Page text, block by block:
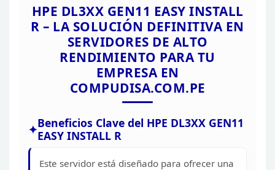
HPE DL3XX GEN11 EASY INSTALL
R – LA SOLUCIÓN DEFINITIVA EN
SERVIDORES DE ALTO
RENDIMIENTO PARA TU
EMPRESA EN
COMPUDISA.COM.PE
Beneficios Clave del HPE DL3XX GEN11
EASY INSTALL R
Este servidor está diseñado para ofrecer una